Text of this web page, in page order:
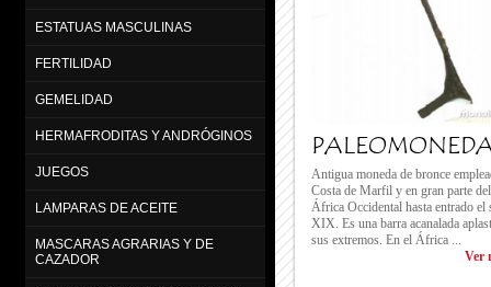
Antigua moneda de bronce
Costa de Marfil y en gran parte del
África Occidental hasta entrado el
XIX. Es una barra acanalada
sus extremos. En el África ...
Ver
ESTATUAS MASCULINAS
FERTILIDAD
GEMELIDAD
HERMAFRODITAS Y ANDRÓGINOS
JUEGOS
LAMPARAS DE ACEITE
MASCARAS AGRARIAS Y DE
CAZADOR